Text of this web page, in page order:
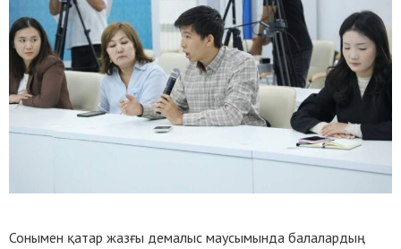
Сонымен қатар жазғы демалыс маусымында балалардың